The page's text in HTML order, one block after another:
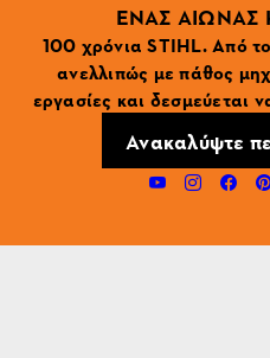
ΕΝΑΣ ΑΙΩΝΑΣ
100 χρόνια STIHL. Από
ανελλιπώς με πάθος
εργασίες και δεσμεύεται
Ανακαλύψτε